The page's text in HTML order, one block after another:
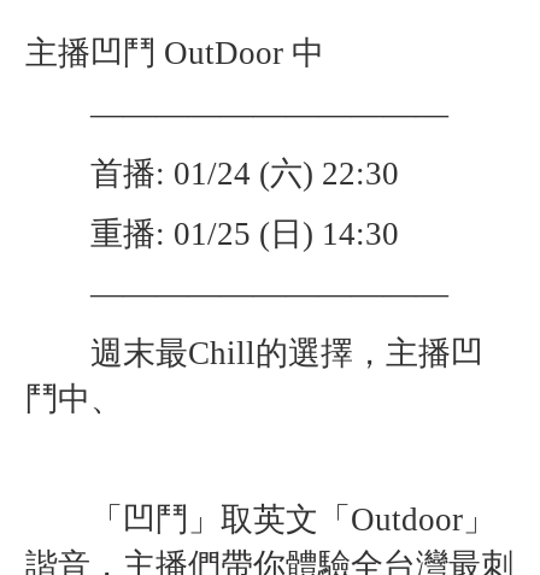
主播凹鬥 OutDoor 中
———————————
首播: 01/24 (六) 22:30
重播: 01/25 (日) 14:30
———————————
週末最Chill的選擇，主播凹
鬥中、
「凹鬥」取英文「Outdoor」
諧音，主播們帶你體驗全台灣最刺